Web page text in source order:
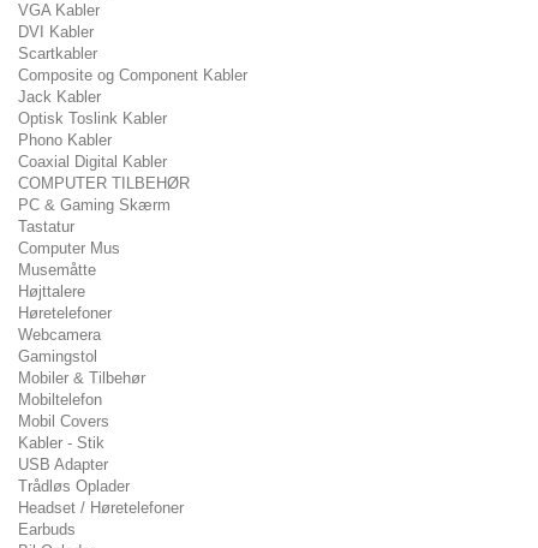
VGA Kabler
DVI Kabler
Scartkabler
Composite og Component Kabler
Jack Kabler
Optisk Toslink Kabler
Phono Kabler
Coaxial Digital Kabler
COMPUTER TILBEHØR
PC & Gaming Skærm
Tastatur
Computer Mus
Musemåtte
Højttalere
Høretelefoner
Webcamera
Gamingstol
Mobiler & Tilbehør
Mobiltelefon
Mobil Covers
Kabler - Stik
USB Adapter
Trådløs Oplader
Headset / Høretelefoner
Earbuds